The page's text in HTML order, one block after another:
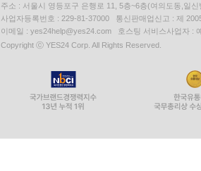
주소 : 서울시 영등포구 은행로 11, 5층~6층(여의도동,일신
사업자등록번호 : 229-81-37000 통신판매업신고 : 제
이메일 : yes24help@yes24.com 호스팅 서비스사업자 :
Copyright ⓒ YES24 Corp. All Rights Reserved.